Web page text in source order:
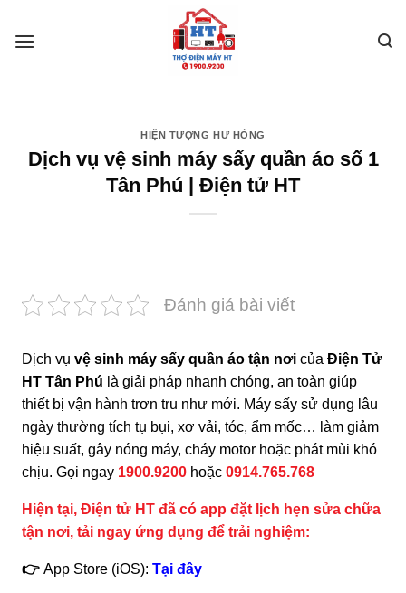
HIỆN TƯỢNG HƯ HỎNG
Dịch vụ vệ sinh máy sấy quần áo số 1
Tân Phú | Điện tử HT
Đánh giá bài viết
Dịch vụ vệ sinh máy sấy quần áo tận nơi của Điện Tử
HT Tân Phú là giải pháp nhanh chóng, an toàn giúp
thiết bị vận hành trơn tru như mới. Máy sấy sử dụng lâu
ngày thường tích tụ bụi, xơ vải, tóc, ẩm mốc… làm giảm
hiệu suất, gây nóng máy, cháy motor hoặc phát mùi khó
chịu. Gọi ngay 1900.9200 hoặc 0914.765.768
Hiện tại, Điện tử HT đã có app đặt lịch hẹn sửa chữa
tận nơi, tải ngay ứng dụng để trải nghiệm:
👉 App Store (iOS): Tại đây